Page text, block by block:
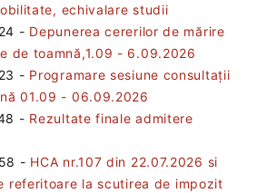
echivalare studii
- Depunerea cererilor de mărire
de toamnă,1.09 - 6.09.2026
- Programare sesiune consultații
01.09 - 06.09.2026
- Rezultate finale admitere
- HCA nr.107 din 22.07.2026 si
referitoare la scutirea de impozit